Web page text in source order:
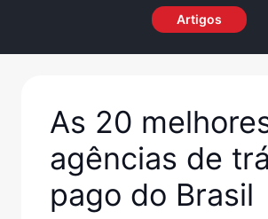
Artigos
As 20
agências de
pago do Brasil